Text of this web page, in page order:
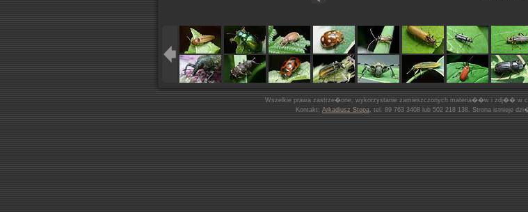
Wszelkie prawa zastrze�one, wykorzystanie zamieszczonych materia��w i zdj�� w
Kontakt: Arkadiusz Stopa, tel. 89 763 3408 lub 502 218 138. Strona istnieje